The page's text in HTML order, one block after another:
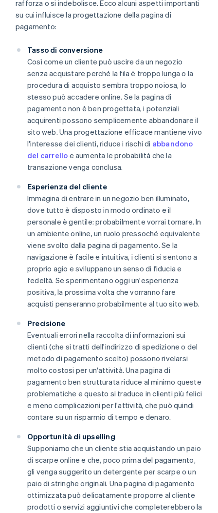
rafforza o si indebolisce. Ecco alcuni aspetti importanti
su cui influisce la progettazione della pagina di
pagamento:
Tasso di conversione
Così come un cliente può uscire da un negozio
senza acquistare perché la fila è troppo lunga o la
procedura di acquisto sembra troppo noiosa, lo
stesso può accadere online. Se la pagina di
pagamento non è ben progettata, i potenziali
acquirenti possono semplicemente abbandonare il
sito web. Una progettazione efficace mantiene vivo
l'interesse dei clienti, riduce i rischi di abbandono
del carrello e aumenta le probabilità che la
transazione venga conclusa.
Esperienza del cliente
Immagina di entrare in un negozio ben illuminato,
dove tutto è disposto in modo ordinato e il
personale è gentile: probabilmente vorrai tornare. In
un ambiente online, un ruolo pressoché equivalente
viene svolto dalla pagina di pagamento. Se la
navigazione è facile e intuitiva, i clienti si sentono a
proprio agio e sviluppano un senso di fiducia e
fedeltà. Se sperimentano oggi un'esperienza
positiva, la prossima volta che vorranno fare
acquisti penseranno probabilmente al tuo sito web.
Precisione
Eventuali errori nella raccolta di informazioni sui
clienti (che si tratti dell'indirizzo di spedizione o del
metodo di pagamento scelto) possono rivelarsi
molto costosi per un'attività. Una pagina di
pagamento ben strutturata riduce al minimo queste
problematiche e questo si traduce in clienti più felici
e meno complicazioni per l'attività, che può quindi
contare su un risparmio di tempo e denaro.
Opportunità di upselling
Supponiamo che un cliente stia acquistando un paio
di scarpe online e che, poco prima del pagamento,
gli venga suggerito un detergente per scarpe o un
paio di stringhe originali. Una pagina di pagamento
ottimizzata può delicatamente proporre al cliente
prodotti o servizi aggiuntivi che completerebbero la